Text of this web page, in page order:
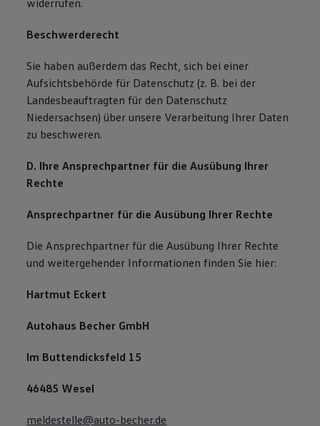
widerrufen.
Beschwerderecht
Sie haben außerdem das Recht, sich bei einer
Aufsichtsbehörde für Datenschutz (z. B. bei der
Landesbeauftragten für den Datenschutz
Niedersachsen) über unsere Verarbeitung Ihrer Daten
zu beschweren.
D. Ihre Ansprechpartner für die Ausübung Ihrer
Rechte
Ansprechpartner für die Ausübung Ihrer Rechte
Die Ansprechpartner für die Ausübung Ihrer Rechte
und weitergehender Informationen finden Sie hier:
Hartmut Eckert
Autohaus Becher GmbH
Im Buttendicksfeld 15
46485 Wesel
meldestelle@auto-becher.de